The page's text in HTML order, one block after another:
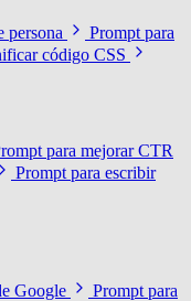
persona
Prompt para
código CSS
para mejorar CTR
Prompt para escribir
Google
Prompt para